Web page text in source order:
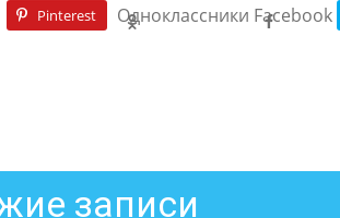
Pinterest Одноклассники Facebook
записи